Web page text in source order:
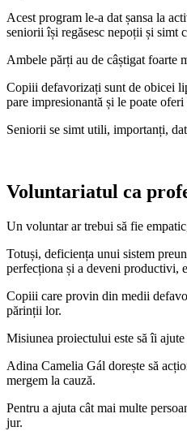
Acest program le-a dat șansa la
seniorii își regăsesc nepoții și simt
Ambele părți au de câștigat foarte
Copiii defavorizați sunt de obicei
pare impresionantă și le poate
Seniorii se simt utili, importanți,
Voluntariatul ca
Un voluntar ar trebui să fie
Totuși, deficiența unui sistem
perfecționa și a deveni productivi,
Copiii care provin din medii
părinții lor.
Misiunea proiectului este să îi
Adina Camelia Gál dorește să
mergem la cauză.
Pentru a ajuta cât mai multe
jur.